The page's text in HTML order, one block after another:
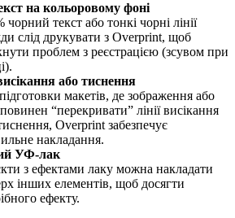
на кольоровому фоні
чорний текст або тонкі чорні лінії
слід друкувати з Overprint, щоб
проблем з реєстрацією (зсувом при
або тиснення
макетів, де зображення або
“перекривати” лінії висікання
Overprint забезпечує
накладання.
УФ-лак
з ефектами лаку можна накладати
інших елементів, щоб досягти
ефекту.